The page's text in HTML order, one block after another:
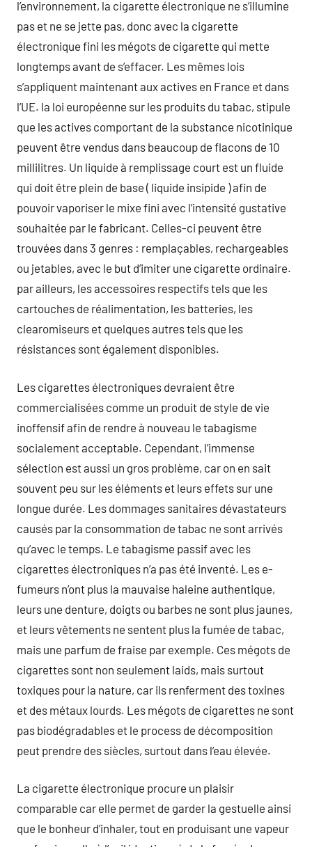
l’environnement, la cigarette électronique ne s’illumine
pas et ne se jette pas, donc avec la cigarette
électronique fini les mégots de cigarette qui mette
longtemps avant de s’effacer. Les mêmes lois
s’appliquent maintenant aux actives en France et dans
l’UE. la loi européenne sur les produits du tabac, stipule
que les actives comportant de la substance nicotinique
peuvent être vendus dans beaucoup de flacons de 10
millilitres. Un liquide à remplissage court est un fluide
qui doit être plein de base ( liquide insipide ) afin de
pouvoir vaporiser le mixe fini avec l’intensité gustative
souhaitée par le fabricant. Celles-ci peuvent être
trouvées dans 3 genres : remplaçables, rechargeables
ou jetables, avec le but d’imiter une cigarette ordinaire.
par ailleurs, les accessoires respectifs tels que les
cartouches de réalimentation, les batteries, les
clearomiseurs et quelques autres tels que les
résistances sont également disponibles.
Les cigarettes électroniques devraient être
commercialisées comme un produit de style de vie
inoffensif afin de rendre à nouveau le tabagisme
socialement acceptable. Cependant, l’immense
sélection est aussi un gros problème, car on en sait
souvent peu sur les éléments et leurs effets sur une
longue durée. Les dommages sanitaires dévastateurs
causés par la consommation de tabac ne sont arrivés
qu’avec le temps. Le tabagisme passif avec les
cigarettes électroniques n’a pas été inventé. Les e-
fumeurs n’ont plus la mauvaise haleine authentique,
leurs une denture, doigts ou barbes ne sont plus jaunes,
et leurs vêtements ne sentent plus la fumée de tabac,
mais une parfum de fraise par exemple. Ces mégots de
cigarettes sont non seulement laids, mais surtout
toxiques pour la nature, car ils renferment des toxines
et des métaux lourds. Les mégots de cigarettes ne sont
pas biodégradables et le process de décomposition
peut prendre des siècles, surtout dans l’eau élevée.
La cigarette électronique procure un plaisir
comparable car elle permet de garder la gestuelle ainsi
que le bonheur d’inhaler, tout en produisant une vapeur